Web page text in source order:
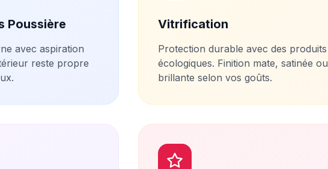
Poussière
avec aspiration
reste propre
Vitrification
Protection durable avec des produits
écologiques. Finition mate, satinée ou
brillante selon vos goûts.